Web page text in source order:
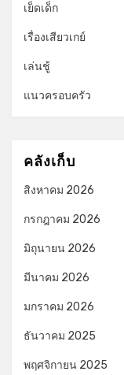
เย็ดเด็ก
เรื่องเสียวเกย์
เล่นชู้
แนวครอบครัว
คลังเก็บ
สิงหาคม 2026
กรกฎาคม 2026
มิถุนายน 2026
มีนาคม 2026
มกราคม 2026
ธันวาคม 2025
พฤศจิกายน 2025